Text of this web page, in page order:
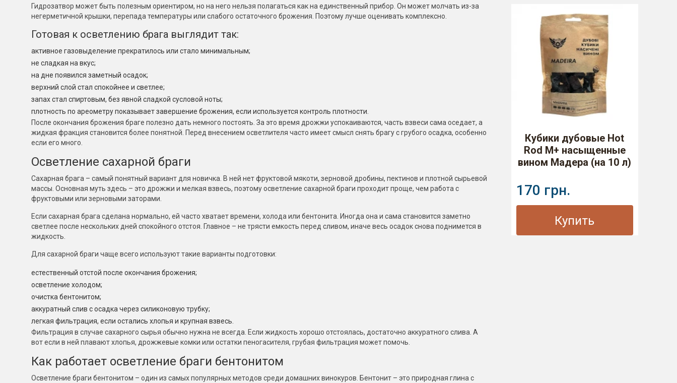
Гидрозатвор может быть полезным ориентиром, но на него нельзя полагаться как на единственный прибор. Он может молчать из-за
негерметичной крышки, перепада температуры или слабого остаточного брожения. Поэтому лучше оценивать комплексно.
Готовая к осветлению брага выглядит так:
активное газовыделение прекратилось или стало минимальным;
не сладкая на вкус;
на дне появился заметный осадок;
верхний слой стал спокойнее и светлее;
запах стал спиртовым, без явной сладкой сусловой ноты;
плотность по ареометру показывает завершение брожения, если используется контроль плотности.
После окончания брожения браге полезно дать немного постоять. За это время дрожжи успокаиваются, часть взвеси сама оседает, а
жидкая фракция становится более понятной. Перед внесением осветлителя часто имеет смысл снять брагу с грубого осадка, особенно
если его много.
Осветление сахарной браги
Сахарная брага – самый понятный вариант для новичка. В ней нет фруктовой мякоти, зерновой дробины, пектинов и плотной сырьевой
массы. Основная муть здесь – это дрожжи и мелкая взвесь, поэтому осветление сахарной браги проходит проще, чем работа с
фруктовыми или зерновыми заторами.
Если сахарная брага сделана нормально, ей часто хватает времени, холода или бентонита. Иногда она и сама становится заметно
светлее после нескольких дней спокойного отстоя. Главное – не трясти емкость перед сливом, иначе весь осадок снова поднимется в
жидкость.
Для сахарной браги чаще всего используют такие варианты подготовки:
естественный отстой после окончания брожения;
осветление холодом;
очистка бентонитом;
аккуратный слив с осадка через силиконовую трубку;
легкая фильтрация, если остались хлопья и крупная взвесь.
Фильтрация в случае сахарного сырья обычно нужна не всегда. Если жидкость хорошо отстоялась, достаточно аккуратного слива. А
вот если в ней плавают хлопья, дрожжевые комки или остатки пеногасителя, грубая фильтрация может помочь.
Как работает осветление браги бентонитом
Осветление браги бентонитом – один из самых популярных методов среди домашних винокуров. Бентонит – это природная глина с
Кубики дубовые Hot
Rod M+ насыщенные
вином Мадера (на 10 л)
170 грн.
Купить